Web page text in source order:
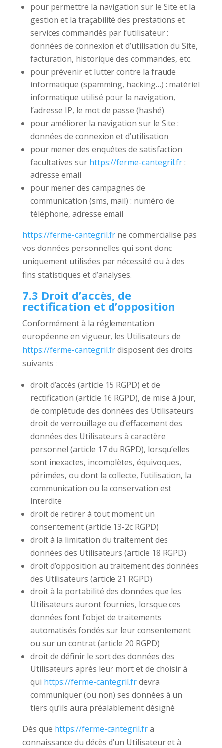
pour permettre la navigation sur le Site et la
gestion et la traçabilité des prestations et
services commandés par l’utilisateur :
données de connexion et d’utilisation du Site,
facturation, historique des commandes, etc.
pour prévenir et lutter contre la fraude
informatique (spamming, hacking…) : matériel
informatique utilisé pour la navigation,
l’adresse IP, le mot de passe (hashé)
pour améliorer la navigation sur le Site :
données de connexion et d’utilisation
pour mener des enquêtes de satisfaction
facultatives sur https://ferme-cantegril.fr:
adresse email
pour mener des campagnes de
communication (sms, mail) : numéro de
téléphone, adresse email
https://ferme-cantegril.frne commercialise pas
vos données personnelles qui sont donc
uniquement utilisées par nécessité ou à des
fins statistiques et d’analyses.
7.3 Droit d’accès, de
rectification et d’opposition
Conformément à la réglementation
européenne en vigueur, les Utilisateurs de
https://ferme-cantegril.frdisposent des droits
suivants :
droit d’accès (article 15 RGPD) et de
rectification (article 16 RGPD), de mise à jour,
de complétude des données des Utilisateurs
droit de verrouillage ou d’effacement des
données des Utilisateurs à caractère
personnel (article 17 du RGPD), lorsqu’elles
sont inexactes, incomplètes, équivoques,
périmées, ou dont la collecte, l’utilisation, la
communication ou la conservation est
interdite
droit de retirer à tout moment un
consentement (article 13-2c RGPD)
droit à la limitation du traitement des
données des Utilisateurs (article 18 RGPD)
droit d’opposition au traitement des données
des Utilisateurs (article 21 RGPD)
droit à la portabilité des données que les
Utilisateurs auront fournies, lorsque ces
données font l’objet de traitements
automatisés fondés sur leur consentement
ou sur un contrat (article 20 RGPD)
droit de définir le sort des données des
Utilisateurs après leur mort et de choisir à
qui https://ferme-cantegril.frdevra
communiquer (ou non) ses données à un
tiers qu’ils aura préalablement désigné
Dès que https://ferme-cantegril.fra
connaissance du décès d’un Utilisateur et à